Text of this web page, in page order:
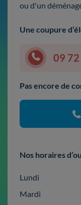
ou d'un
Une coupure
09
Pas encore de
Nos horaires
Lundi
Mardi